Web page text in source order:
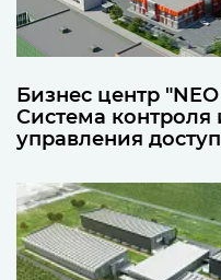
Бизнес центр "NEO
Система контроля
управления